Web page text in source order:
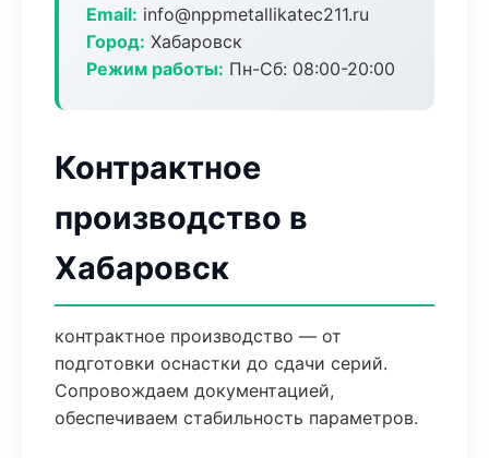
Email: info@nppmetallikatec211.ru
Город: Хабаровск
Режим работы: Пн-Сб: 08:00-20:00
Контрактное
производство в
Хабаровск
контрактное производство — от
подготовки оснастки до сдачи серий.
Сопровождаем документацией,
обеспечиваем стабильность параметров.